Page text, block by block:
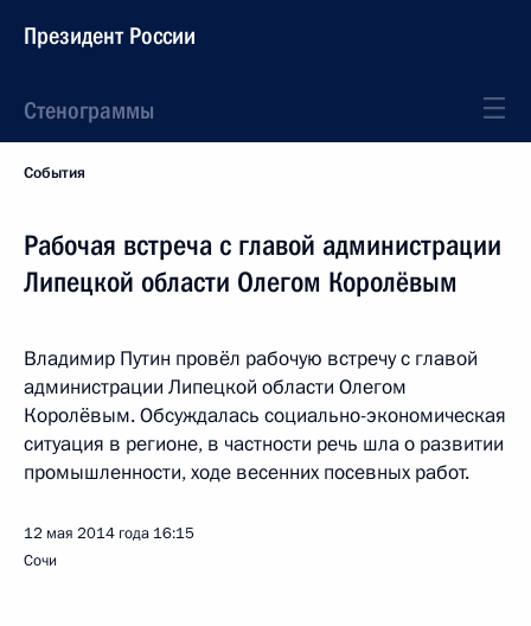
Президент России
Стенограммы
События
Рабочая встреча с главой администрации
Липецкой области Олегом Королёвым
Владимир Путин провёл рабочую встречу с главой
администрации Липецкой области Олегом
Королёвым. Обсуждалась социально-экономическая
ситуация в регионе, в частности речь шла о развитии
промышленности, ходе весенних посевных работ.
12 мая 2014 года 16:15
Сочи